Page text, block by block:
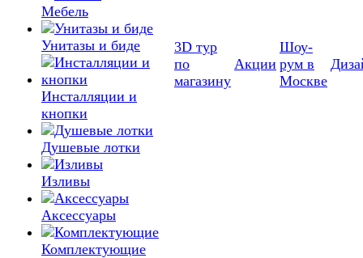
Мебель
Унитазы и биде
Инсталляции и
кнопки
Душевые лотки
Изливы
Аксессуары
Комплектующие
3D тур
по
магазину
Акции
Шоу-
рум в
Москве